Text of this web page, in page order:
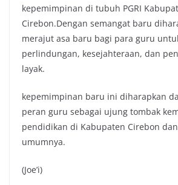
kepemimpinan di tubuh PGRI
Cirebon.Dengan semangat baru
merajut asa baru bagi para guru
perlindungan, kesejahteraan, dan
layak.
kepemimpinan baru ini diharapkan
peran guru sebagai ujung tombak
pendidikan di Kabupaten Cirebon
umumnya.
(Joe’i)